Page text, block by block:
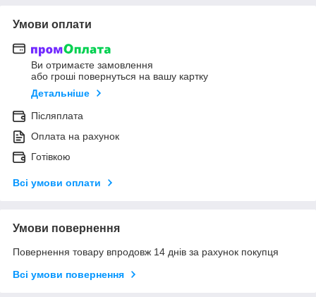
Умови оплати
Ви отримаєте замовлення
або гроші повернуться на вашу картку
Детальніше
Післяплата
Оплата на рахунок
Готівкою
Всі умови оплати
Умови повернення
Повернення товару впродовж 14 днів за рахунок покупця
Всі умови повернення